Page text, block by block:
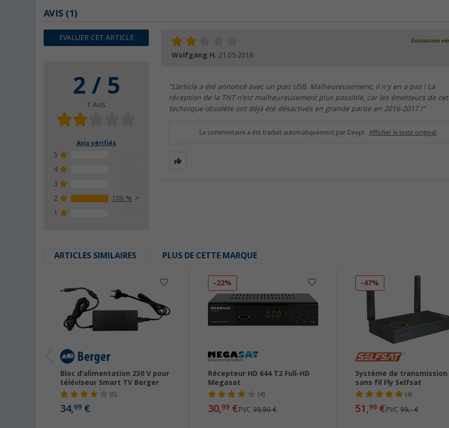
AVIS (1)
ÉVALUER CET ARTICLE
2 / 5
1 Avis
Avis vérifiés
5
4
3
2
100 %
1
Évaluation
Wolfgang H. 21.05.2018
"L'article a été annoncé avec un port USB. Malheureusement, il n'y en a pas ! La
réception de la TNT n'est malheureusement plus possible, car les émetteurs de
technique obsolète ont déjà été désactivés en grande partie en 2016-2017 !"
Le commentaire a été traduit automatiquement par Deepl. Afficher le texte original
ARTICLES SIMILAIRES PLUS DE CETTE MARQUE
Bloc d'alimentation 230 V pour
téléviseur Smart TV Berger
(5)
34,99 €
-22%
Récepteur HD 644 T2 Full-HD
Megasat
(4)
30,99€PVC 39,90 €
-47%
Système de transmission
sans fil Fly Selfsat
(4)
51,99 €PVC99,- €